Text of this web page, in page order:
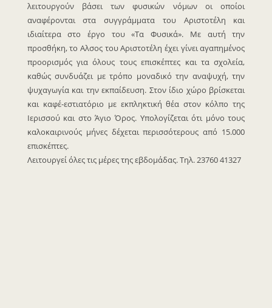
λειτουργούν βάσει των φυσικών νόμων οι οποίοι
αναφέρονται στα συγγράμματα του Αριστοτέλη και
ιδιαίτερα στο έργο του «Τα Φυσικά». Με αυτή την
προσθήκη, το Αλσος του Αριστοτέλη έχει γίνει αγαπημένος
προορισμός για όλους τους επισκέπτες και τα σχολεία,
καθώς συνδυάζει με τρόπο μοναδικό την αναψυχή, την
ψυχαγωγία και την εκπαίδευση. Στον ίδιο χώρο βρίσκεται
και καφέ-εστιατόριο με εκπληκτική θέα στον κόλπο της
Ιερισσού και στο Άγιο Όρος. Υπολογίζεται ότι μόνο τους
καλοκαιρινούς μήνες δέχεται περισσότερους από 15.000
επισκέπτες.
Λειτουργεί όλες τις μέρες της εβδομάδας. Τηλ. 23760 41327